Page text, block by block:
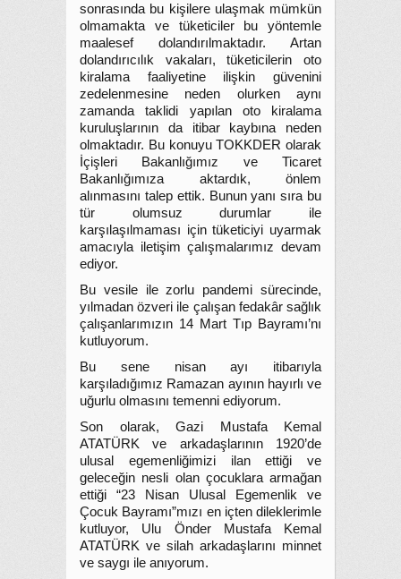
sonrasında bu kişilere ulaşmak mümkün
olmamakta ve tüketiciler bu yöntemle
maalesef dolandırılmaktadır. Artan
dolandırıcılık vakaları, tüketicilerin oto
kiralama faaliyetine ilişkin güvenini
zedelenmesine neden olurken aynı
zamanda taklidi yapılan oto kiralama
kuruluşlarının da itibar kaybına neden
olmaktadır. Bu konuyu TOKKDER olarak
İçişleri Bakanlığımız ve Ticaret
Bakanlığımıza aktardık, önlem
alınmasını talep ettik. Bunun yanı sıra bu
tür olumsuz durumlar ile
karşılaşılmaması için tüketiciyi uyarmak
amacıyla iletişim çalışmalarımız devam
ediyor.
Bu vesile ile zorlu pandemi sürecinde,
yılmadan özveri ile çalışan fedakâr sağlık
çalışanlarımızın 14 Mart Tıp Bayramı’nı
kutluyorum.
Bu sene nisan ayı itibarıyla
karşıladığımız Ramazan ayının hayırlı ve
uğurlu olmasını temenni ediyorum.
Son olarak, Gazi Mustafa Kemal
ATATÜRK ve arkadaşlarının 1920’de
ulusal egemenliğimizi ilan ettiği ve
geleceğin nesli olan çocuklara armağan
ettiği “23 Nisan Ulusal Egemenlik ve
Çocuk Bayramı”mızı en içten dileklerimle
kutluyor, Ulu Önder Mustafa Kemal
ATATÜRK ve silah arkadaşlarını minnet
ve saygı ile anıyorum.